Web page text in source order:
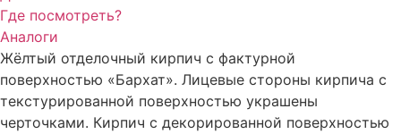
Где посмотреть?
Аналоги
Жёлтый отделочный кирпич с фактурной
поверхностью «Бархат». Лицевые стороны кирпича с
текстурированной поверхностью украшены
черточками. Кирпич с декорированной поверхностью